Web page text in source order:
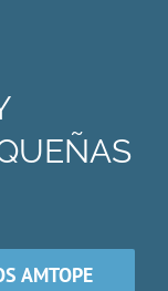
AMTOPE